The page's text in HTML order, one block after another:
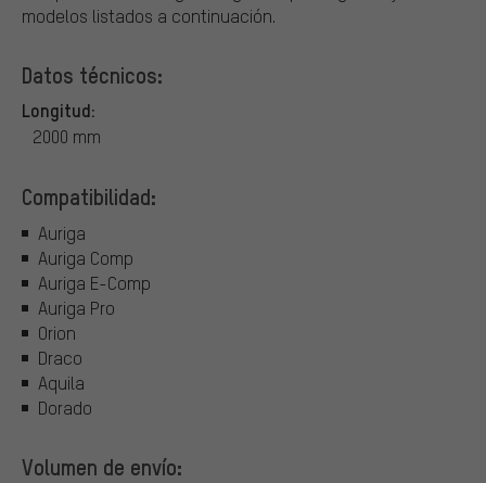
modelos listados a continuación.
Datos técnicos:
Longitud:
2000 mm
Compatibilidad:
Auriga
Auriga Comp
Auriga E-Comp
Auriga Pro
Orion
Draco
Aquila
Dorado
Volumen de envío: